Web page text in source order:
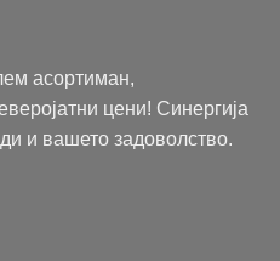
асортиман,
цени! Синергија
и вашето задоволство.